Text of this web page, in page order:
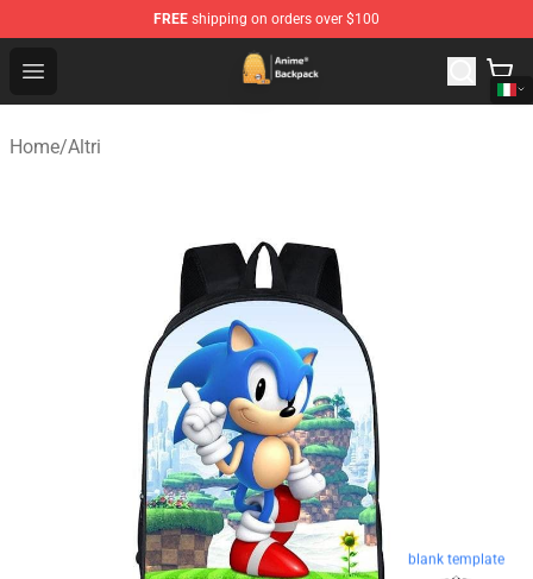
FREE shipping on orders over $100
Open menu
Anime Backpack Shop - Official Anime Backpack Store
Home/Altri
blank template